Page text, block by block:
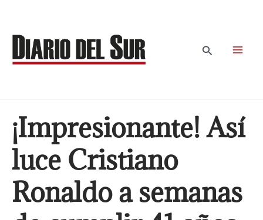
contenido
Buscar
¡Impresionante! Así
luce Cristiano
Ronaldo a semanas